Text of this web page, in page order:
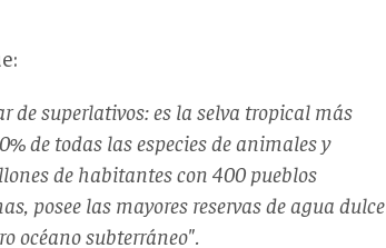
de superlativos: es la selva tropical más
de todas las especies de animales y
de habitantes con 400 pueblos
posee las mayores reservas de agua dulce
océano subterráneo".